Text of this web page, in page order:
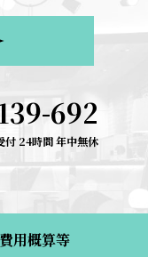
692
付 24時間 年中無休
用概算等